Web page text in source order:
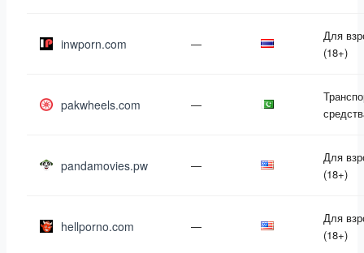
inwporn.com —
Для
(18+)
pakwheels.com —
pandamovies.pw —
Для
(18+)
hellporno.com —
Для
(18+)